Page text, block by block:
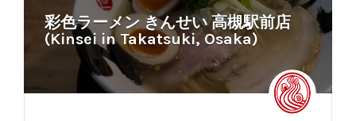
彩色ラーメン きんせい 高槻駅前店
(Kinsei in Takatsuki, Osaka)